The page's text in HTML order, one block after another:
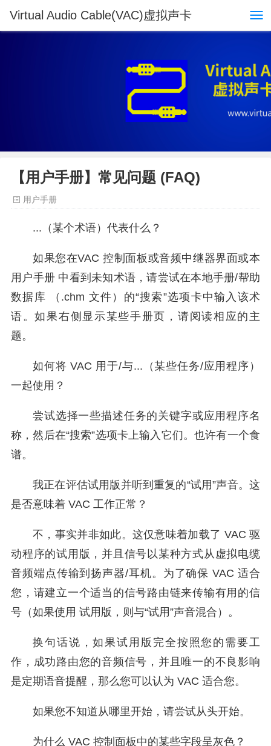
Virtual Audio Cable(VAC)虚拟声卡
【用户手册】常见问题 (FAQ)
用户手册
...（某个术语）代表什么？
如果您在VAC 控制面板或音频中继器界面或本
用户手册 中看到未知术语，请尝试在本地手册/帮助
数据库 （.chm 文件）的“搜索”选项卡中输入该术
语。如果右侧显示某些手册页，请阅读相应的主
题。
如何将 VAC 用于/与...（某些任务/应用程序）
一起使用？
尝试选择一些描述任务的关键字或应用程序名
称，然后在“搜索”选项卡上输入它们。也许有一个食
谱。
我正在评估试用版并听到重复的“试用”声音。这
是否意味着 VAC 工作正常？
不，事实并非如此。这仅意味着加载了 VAC 驱
动程序的试用版，并且信号以某种方式从虚拟电缆
音频端点传输到扬声器/耳机。为了确保 VAC 适合
您，请建立一个适当的信号路由链来传输有用的信
号（如果使用 试用版，则与“试用”声音混合）。
换句话说，如果试用版完全按照您的需要工
作，成功路由您的音频信号，并且唯一的不良影响
是定期语音提醒，那么您可以认为 VAC 适合您。
如果您不知道从哪里开始，请尝试从头开始。
为什么 VAC 控制面板中的某些字段呈灰色？